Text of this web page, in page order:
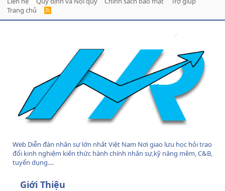
Trang chủ
R
Web Diễn đàn nhân sự lớn nhất Việt Nam Nơi giao lưu học hỏi trao
đổi kinh nghiệm kiến thức hành chính nhân sự,kỹ năng mềm, C&B,
tuyển dụng....
Giới Thiệu